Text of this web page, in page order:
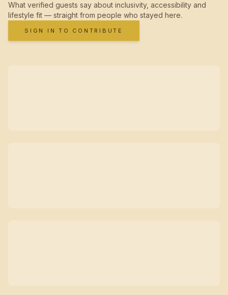
What verified guests say about inclusivity, accessibility and
lifestyle fit — straight from people who stayed here.
SIGN IN TO CONTRIBUTE